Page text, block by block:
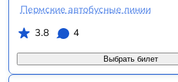
Выбрать билет
Пермские автобусные линии
3.8
4